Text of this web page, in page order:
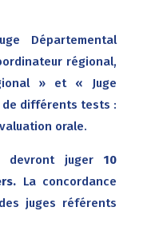
Départemental
régional,
» et « Juge
de différents tests :
orale.
devront juger 10
La concordance
juges référents